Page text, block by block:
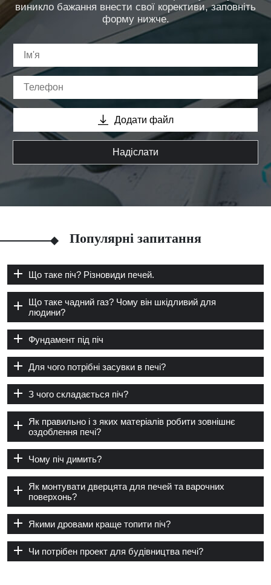
виникло бажання внести свої корективи, заповніть
форму нижче.
Додати файл
Надіслати
Популярні запитання
Що таке піч? Різновиди печей.
Що таке чадний газ? Чому він шкідливий для
людини?
Фундамент під піч
Для чого потрібні засувки в печі?
З чого складається піч?
Як правильно і з яких матеріалів робити зовнішнє
оздоблення печі?
Чому піч димить?
Як монтувати дверцята для печей та варочних
поверхонь?
Якими дровами краще топити піч?
Чи потрібен проект для будівництва печі?